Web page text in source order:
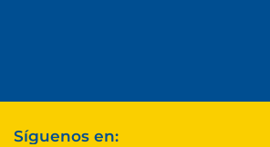
Síguenos en: